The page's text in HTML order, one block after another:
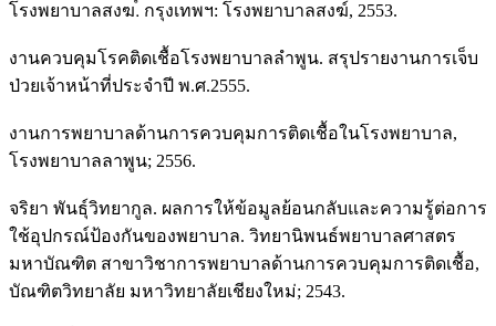
โรงพยาบาลสงฆ.์ กรุงเทพฯ: โรงพยาบาลสงฆ์, 2553.
งานควบคุมโรคติดเชื้อโรงพยาบาลลำพูน. สรุปรายงานการเจ็บ
ป่วยเจ้าหน้าที่ประจำปี พ.ศ.2555.
งานการพยาบาลด้านการควบคุมการติดเชื้อในโรงพยาบาล,
โรงพยาบาลลาพูน; 2556.
จริยา พันธุ์วิทยากูล. ผลการให้ข้อมูลย้อนกลับและความรู้ต่อการ
ใช้อุปกรณ์ป้องกันของพยาบาล. วิทยานิพนธ์พยาบาลศาสตร
มหาบัณฑิต สาขาวิชาการพยาบาลด้านการควบคุมการติดเชื้อ,
บัณฑิตวิทยาลัย มหาวิทยาลัยเชียงใหม่; 2543.